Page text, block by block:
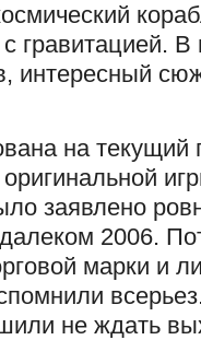
гравитацией. В
интересный
на текущий
заявлено
2006.
марки и
не ждать